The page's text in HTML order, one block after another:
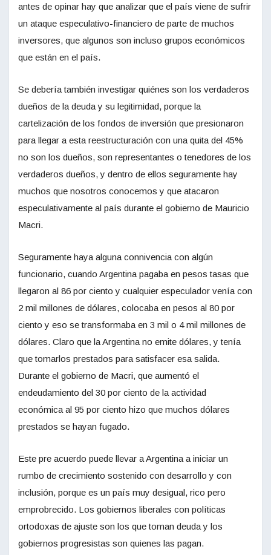
antes de opinar hay que analizar que el país viene de sufrir
un ataque especulativo-financiero de parte de muchos
inversores, que algunos son incluso grupos económicos
que están en el país.
Se debería también investigar quiénes son los verdaderos
dueños de la deuda y su legitimidad, porque la
cartelización de los fondos de inversión que presionaron
para llegar a esta reestructuración con una quita del 45%
no son los dueños, son representantes o tenedores de los
verdaderos dueños, y dentro de ellos seguramente hay
muchos que nosotros conocemos y que atacaron
especulativamente al país durante el gobierno de Mauricio
Macri.
Seguramente haya alguna connivencia con algún
funcionario, cuando Argentina pagaba en pesos tasas que
llegaron al 86 por ciento y cualquier especulador venía con
2 mil millones de dólares, colocaba en pesos al 80 por
ciento y eso se transformaba en 3 mil o 4 mil millones de
dólares. Claro que la Argentina no emite dólares, y tenía
que tomarlos prestados para satisfacer esa salida.
Durante el gobierno de Macri, que aumentó el
endeudamiento del 30 por ciento de la actividad
económica al 95 por ciento hizo que muchos dólares
prestados se hayan fugado.
Este pre acuerdo puede llevar a Argentina a iniciar un
rumbo de crecimiento sostenido con desarrollo y con
inclusión, porque es un país muy desigual, rico pero
emprobrecido. Los gobiernos liberales con políticas
ortodoxas de ajuste son los que toman deuda y los
gobiernos progresistas son quienes las pagan.